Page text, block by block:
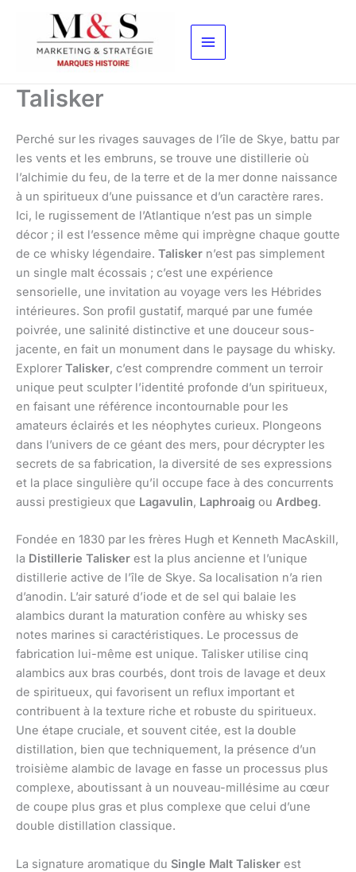
contenu
Talisker
Perché sur les rivages sauvages de l’île de Skye, battu par
les vents et les embruns, se trouve une distillerie où
l’alchimie du feu, de la terre et de la mer donne naissance
à un spiritueux d’une puissance et d’un caractère rares.
Ici, le rugissement de l’Atlantique n’est pas un simple
décor ; il est l’essence même qui imprègne chaque goutte
de ce whisky légendaire. Talisker n’est pas simplement
un single malt écossais ; c’est une expérience
sensorielle, une invitation au voyage vers les Hébrides
intérieures. Son profil gustatif, marqué par une fumée
poivrée, une salinité distinctive et une douceur sous-
jacente, en fait un monument dans le paysage du whisky.
Explorer Talisker, c’est comprendre comment un terroir
unique peut sculpter l’identité profonde d’un spiritueux,
en faisant une référence incontournable pour les
amateurs éclairés et les néophytes curieux. Plongeons
dans l’univers de ce géant des mers, pour décrypter les
secrets de sa fabrication, la diversité de ses expressions
et la place singulière qu’il occupe face à des concurrents
aussi prestigieux que Lagavulin, Laphroaig ou Ardbeg.
Fondée en 1830 par les frères Hugh et Kenneth MacAskill,
la Distillerie Talisker est la plus ancienne et l’unique
distillerie active de l’île de Skye. Sa localisation n’a rien
d’anodin. L’air saturé d’iode et de sel qui balaie les
alambics durant la maturation confère au whisky ses
notes marines si caractéristiques. Le processus de
fabrication lui-même est unique. Talisker utilise cinq
alambics aux bras courbés, dont trois de lavage et deux
de spiritueux, qui favorisent un reflux important et
contribuent à la texture riche et robuste du spiritueux.
Une étape cruciale, et souvent citée, est la double
distillation, bien que techniquement, la présence d’un
troisième alambic de lavage en fasse un processus plus
complexe, aboutissant à un nouveau-millésime au cœur
de coupe plus gras et plus complexe que celui d’une
double distillation classique.
La signature aromatique du Single Malt Talisker est